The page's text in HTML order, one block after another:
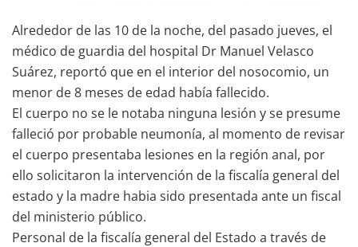
Alrededor de las 10 de la noche, del pasado jueves, el
médico de guardia del hospital Dr Manuel Velasco
Suárez, reportó que en el interior del nosocomio, un
menor de 8 meses de edad había fallecido.
El cuerpo no se le notaba ninguna lesión y se presume
falleció por probable neumonía, al momento de revisar
el cuerpo presentaba lesiones en la región anal, por
ello solicitaron la intervención de la fiscalía general del
estado y la madre habia sido presentada ante un fiscal
del ministerio público.
Personal de la fiscalía general del Estado a través de